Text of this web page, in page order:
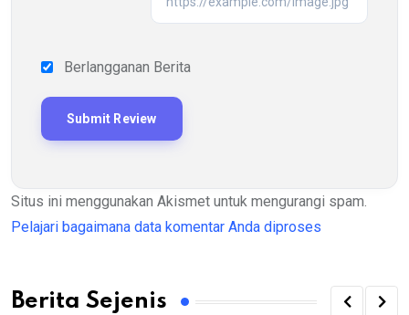
Berlangganan Berita
Situs ini menggunakan Akismet untuk mengurangi spam.
Pelajari bagaimana data komentar Anda diproses
Berita Sejenis